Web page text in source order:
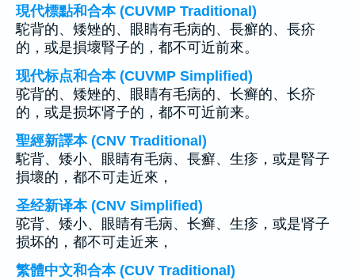
現代標點和合本 (CUVMP Traditional)
駝背的、矮矬的、眼睛有毛病的、長癬的、長疥
的，或是損壞腎子的，都不可近前來。
现代标点和合本 (CUVMP Simplified)
驼背的、矮矬的、眼睛有毛病的、长癣的、长疥
的，或是损坏肾子的，都不可近前来。
聖經新譯本 (CNV Traditional)
駝背、矮小、眼睛有毛病、長癬、生疹，或是腎子
損壞的，都不可走近來，
圣经新译本 (CNV Simplified)
驼背、矮小、眼睛有毛病、长癣、生疹，或是肾子
损坏的，都不可走近来，
繁體中文和合本 (CUV Traditional)